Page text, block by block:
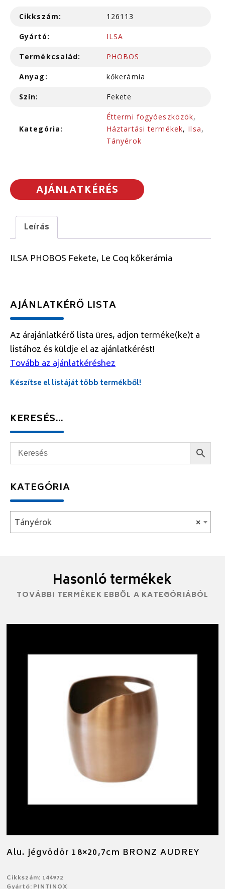
Cikkszám: 126113
Gyártó: ILSA
Termékcsalád: PHOBOS
Anyag: kőkerámia
Szín: Fekete
Kategória:
Éttermi fogyóeszközök,
Háztartási termékek, Ilsa,
Tányérok
AJÁNLATKÉRÉS
Leírás
ILSA PHOBOS Fekete, Le Coq kőkerámia
AJÁNLATKÉRŐ LISTA
Az árajánlatkérő lista üres, adjon terméke(ke)t a
listához és küldje el az ajánlatkérést!
Tovább az ajánlatkéréshez
Készítse el listáját több termékből!
KERESÉS…
KATEGÓRIA
×
Tányérok
Hasonló termékek
TOVÁBBI TERMÉKEK EBBŐL A KATEGÓRIÁBÓL
Alu. jégvödör 18×20,7cm BRONZ AUDREY
Cikkszám: 144972